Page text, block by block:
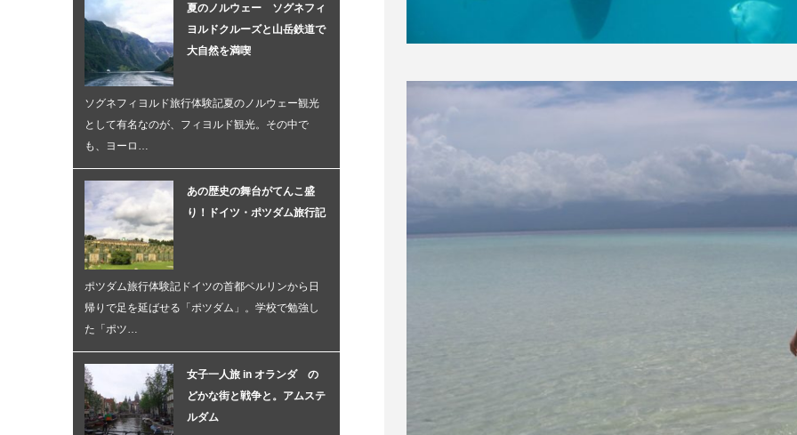
夏のノルウェー ソグネフィ
ヨルドクルーズと山岳鉄道で
大自然を満喫
ソグネフィヨルド旅行体験記夏のノルウェー観光
として有名なのが、フィヨルド観光。その中で
も、ヨーロ…
あの歴史の舞台がてんこ盛
り！ドイツ・ポツダム旅行記
ポツダム旅行体験記ドイツの首都ベルリンから日
帰りで足を延ばせる「ポツダム」。学校で勉強し
た「ポツ…
女子一人旅 in オランダ の
どかな街と戦争と。アムステ
ルダム